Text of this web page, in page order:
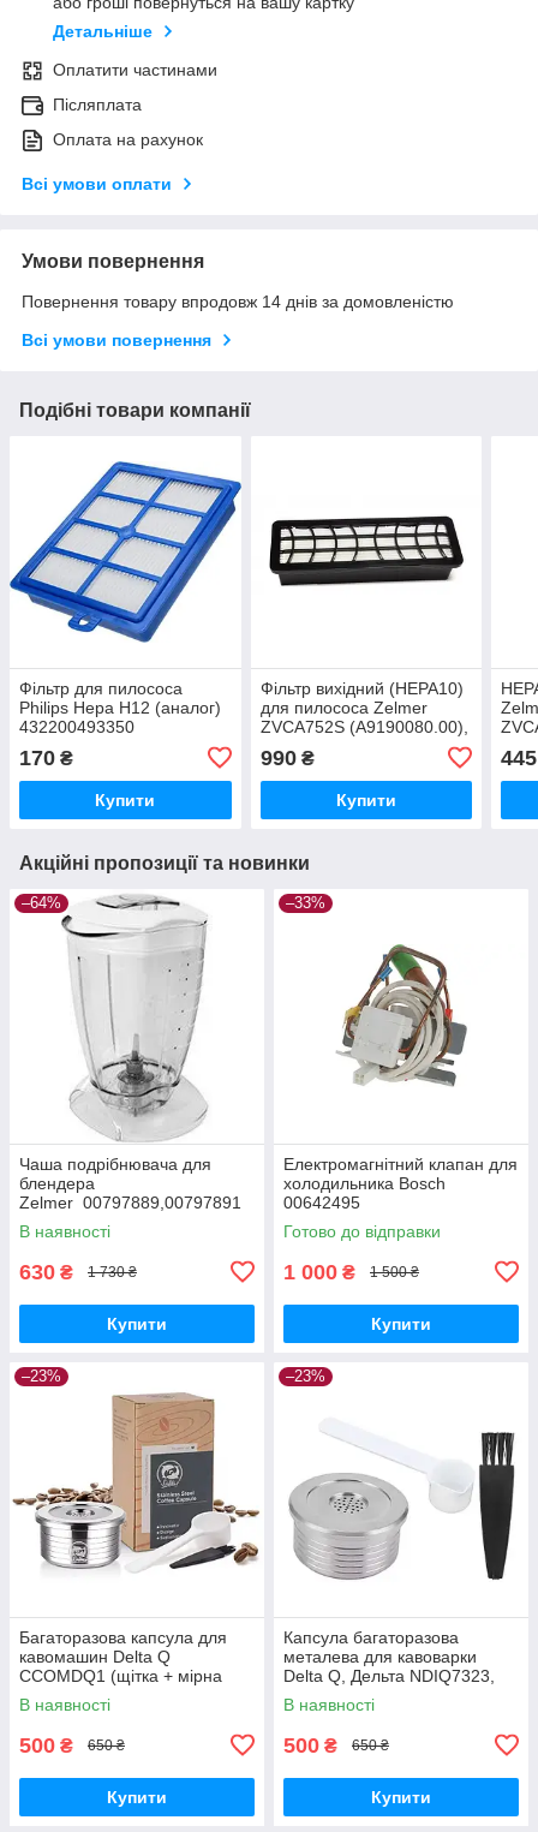
Детальніше
Оплатити частинами
Післяплата
Оплата на рахунок
Всі умови оплати
Умови повернення
Повернення товару впродовж 14 днів за домовленістю
Всі умови повернення
Подібні товари компанії
Фільтр для пилососа
Philips Hepa H12 (аналог)
432200493350
170 ₴
Купити
Фільтр вихідний (HEPA10)
для пилососа Zelmer
ZVCA752S (A9190080.00),
990₴
Купити
445
Акційні пропозиції та новинки
–64%
Чаша подрібнювача для
блендера
Zelmer 00797889,00797891
(381.0400
C0Z000038104000044)
В наявності
630 ₴ 1 730 ₴
Купити
–33%
Електромагнітний клапан для
холодильника Bosch
00642495
Готово до відправки
1 000 ₴ 1 500 ₴
Купити
–23%
Багаторазова капсула для
кавомашин Delta Q
CCOMDQ1 (щітка + мірна
ложка)
В наявності
500 ₴ 650 ₴
Купити
–23%
Капсула багаторазова
металева для кавоварки
Delta Q, Дельта NDIQ7323,
ICafilas+ 2 ущільнюючі кільця
CCOMDQ1
В наявності
500 ₴ 650 ₴
Купити